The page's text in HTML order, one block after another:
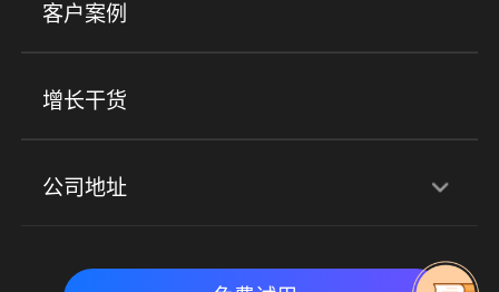
心理机构
实时私域带货 数字化运营
社群圈子
客户案例
增长干货
公司地址